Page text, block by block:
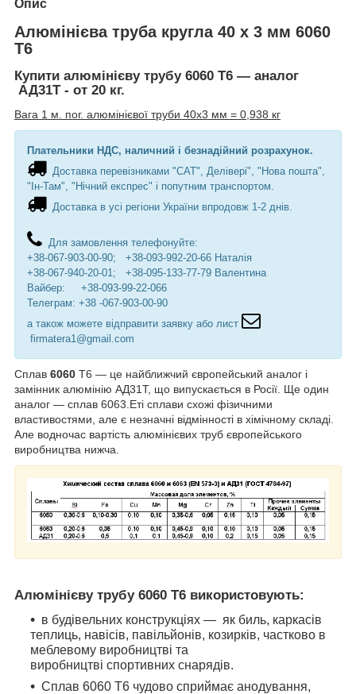
Опис
Алюмінієва труба кругла 40 х 3 мм 6060
Т6
Купити алюмінієву трубу 6060 Т6 — аналог
АД31Т - от 20 кг.
Вага 1 м. пог. алюмінієвої труби 40х3 мм = 0,938 кг
Плательники НДС, наличний і безнадійний розрахунок.
Доставка перевізниками "САТ", Делівері", "Нова пошта",
"Ін-Там", "Нічний експрес" і попутним транспортом.
Доставка в усі регіони України впродовж 1-2 днів.
Для замовлення телефонуйте:
+38-067-903-00-90; +38-093-992-20-66 Наталія
+38-067-940-20-01; +38-095-133-77-79 Валентина
Вайбер: +38-093-99-22-066
Телеграм: +38 -067-903-00-90
а також можете відправити заявку або лист
firmatera1@gmail.com
Сплав 6060 Т6 — це найближчий європейський аналог і
замінник алюмінію АД31Т, що випускається в Росії. Ще один
аналог — сплав 6063.Еті сплави схожі фізичними
властивостями, але є незначні відмінності в хімічному складі.
Але водночас вартість алюмінієвих труб європейського
виробництва нижча.
Алюмінієву трубу 6060 Т6 використовують:
в будівельних конструкціях — як биль, каркасів
теплиць, навісів, павільйонів, козирків, частково в
меблевому виробництві та
виробництві спортивних снарядів.
Сплав 6060 Т6 чудово сприймає анодування,